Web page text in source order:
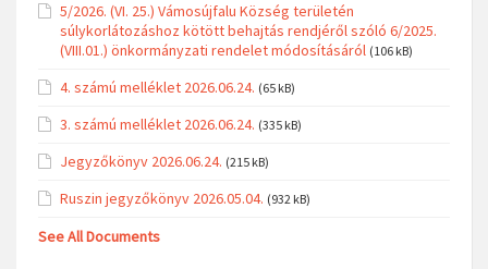
5/2026. (VI. 25.) Vámosújfalu Község területén
súlykorlátozáshoz kötött behajtás rendjéről szóló 6/2025.
(VIII.01.) önkormányzati rendelet módosításáról (106 kB)
4. számú melléklet 2026.06.24. (65 kB)
3. számú melléklet 2026.06.24. (335 kB)
Jegyzőkönyv 2026.06.24. (215 kB)
Ruszin jegyzőkönyv 2026.05.04. (932 kB)
See All Documents